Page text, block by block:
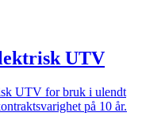
UTV
UTV for bruk i ulendt
på 10 år.